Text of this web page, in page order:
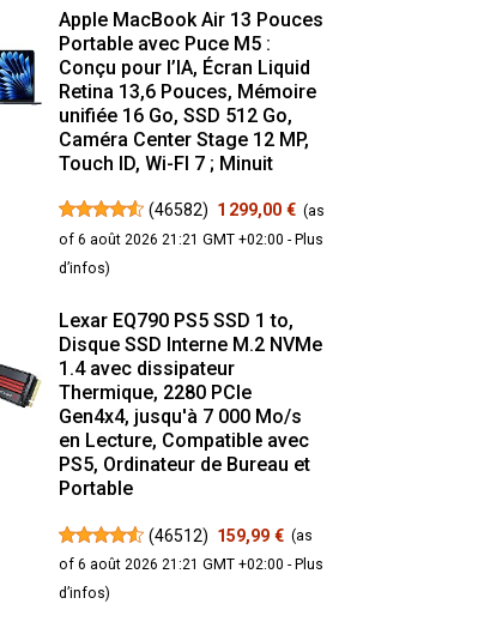
Apple MacBook Air 13 Pouces
Portable avec Puce M5 :
Conçu pour l’IA, Écran Liquid
Retina 13,6 Pouces, Mémoire
unifiée 16 Go, SSD 512 Go,
Caméra Center Stage 12 MP,
Touch ID, Wi-FI 7 ; Minuit
(46582) 1 299,00 € (as
of 6 août 2026 21:21 GMT +02:00 -Plus
d’infos)
Lexar EQ790 PS5 SSD 1 to,
Disque SSD Interne M.2 NVMe
1.4 avec dissipateur
Thermique, 2280 PCIe
Gen4x4, jusqu'à 7 000 Mo/s
en Lecture, Compatible avec
PS5, Ordinateur de Bureau et
Portable
(46512) 159,99 € (as
of 6 août 2026 21:21 GMT +02:00 - Plus
d’infos)